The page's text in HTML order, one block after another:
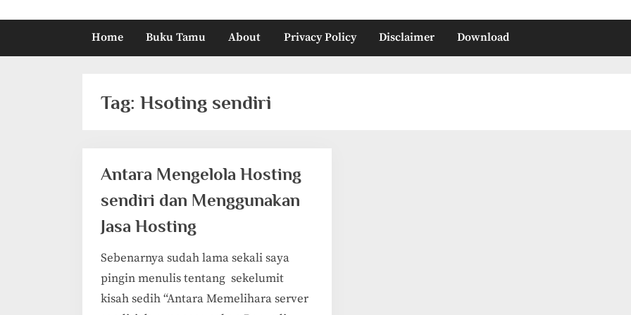
Home Buku Tamu About Privacy Policy Disclaimer Download
Tag: Hsoting sendiri
Antara Mengelola Hosting
sendiri dan Menggunakan
Jasa Hosting
Sebenarnya sudah lama sekali saya
pingin menulis tentang sekelumit
kisah sedih “Antara Memelihara server